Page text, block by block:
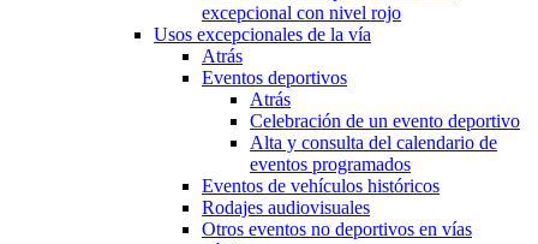
excepcional con nivel rojo
Usos excepcionales de la vía
Atrás
Eventos deportivos
Atrás
Celebración de un evento deportivo
Alta y consulta del calendario de
eventos programados
Eventos de vehículos históricos
Rodajes audiovisuales
Otros eventos no deportivos en vías